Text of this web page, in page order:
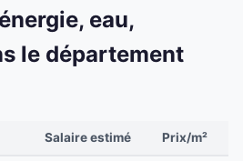
eau,
le département
Salaire estimé Prix/m²